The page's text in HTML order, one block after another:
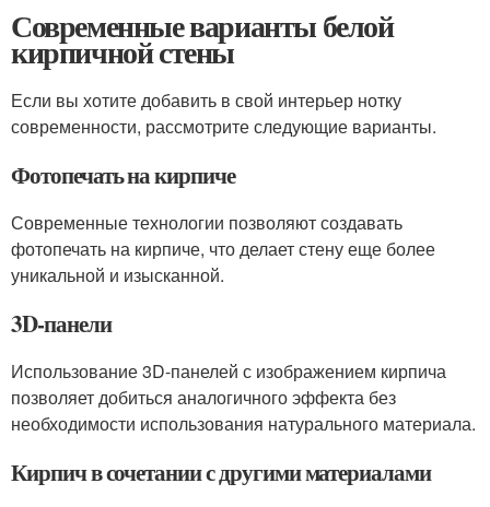
Современные варианты белой
кирпичной стены
Если вы хотите добавить в свой интерьер нотку
современности, рассмотрите следующие варианты.
Фотопечать на кирпиче
Современные технологии позволяют создавать
фотопечать на кирпиче, что делает стену еще более
уникальной и изысканной.
3D-панели
Использование 3D-панелей с изображением кирпича
позволяет добиться аналогичного эффекта без
необходимости использования натурального материала.
Кирпич в сочетании с другими материалами